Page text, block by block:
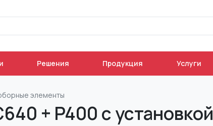
Решения Продукция Услуги
элементы
+ P400 с установкой